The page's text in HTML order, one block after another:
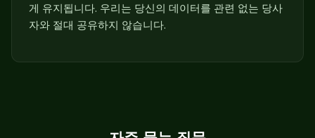
게 유지됩니다. 우리는 당신의 데이터를 관련 없는 당사
자와 절대 공유하지 않습니다.